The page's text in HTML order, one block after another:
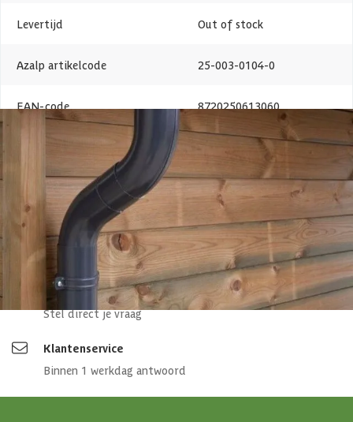
Levertijd Out of stock
Azalp artikelcode 25-003-0104-0
EAN-code 8720250613060
bij TrustedShops
Luxe assortimenttegen scherpe prijzen
Maatwerk:We maken het betaalbaar.
076 - 80 801 24
Direct antwoord
Chat met ons
Stel direct je vraag
Klantenservice
Binnen 1 werkdag antwoord